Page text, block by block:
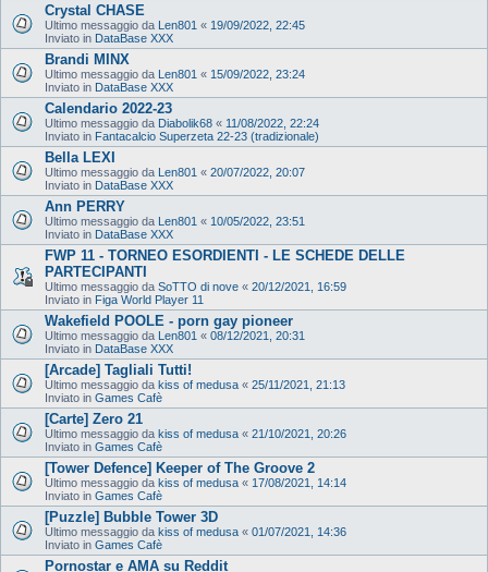
Crystal CHASE
Ultimo messaggio da Len801 « 19/09/2022, 22:45
Inviato in DataBase XXX
Brandi MINX
Ultimo messaggio da Len801 « 15/09/2022, 23:24
Inviato in DataBase XXX
Calendario 2022-23
Ultimo messaggio da Diabolik68 « 11/08/2022, 22:24
Inviato in Fantacalcio Superzeta 22-23 (tradizionale)
Bella LEXI
Ultimo messaggio da Len801 « 20/07/2022, 20:07
Inviato in DataBase XXX
Ann PERRY
Ultimo messaggio da Len801 « 10/05/2022, 23:51
Inviato in DataBase XXX
FWP 11 - TORNEO ESORDIENTI - LE SCHEDE DELLE
PARTECIPANTI
Ultimo messaggio da SoTTO di nove « 20/12/2021, 16:59
Inviato in Figa World Player 11
Wakefield POOLE - porn gay pioneer
Ultimo messaggio da Len801 « 08/12/2021, 20:31
Inviato in DataBase XXX
[Arcade] Tagliali Tutti!
Ultimo messaggio da kiss of medusa « 25/11/2021, 21:13
Inviato in Games Cafè
[Carte] Zero 21
Ultimo messaggio da kiss of medusa « 21/10/2021, 20:26
Inviato in Games Cafè
[Tower Defence] Keeper of The Groove 2
Ultimo messaggio da kiss of medusa « 17/08/2021, 14:14
Inviato in Games Cafè
[Puzzle] Bubble Tower 3D
Ultimo messaggio da kiss of medusa « 01/07/2021, 14:36
Inviato in Games Cafè
Pornostar e AMA su Reddit